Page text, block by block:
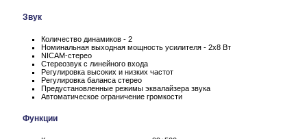
Звук
Количество динамиков - 2
Номинальная выходная мощность усилителя - 2x8 Вт
NICAM-стерео
Стереозвук с линейного входа
Регулировка высоких и низких частот
Регулировка баланса стерео
Предустановленные режимы эквалайзера звука
Автоматическое ограничение громкости
Функции